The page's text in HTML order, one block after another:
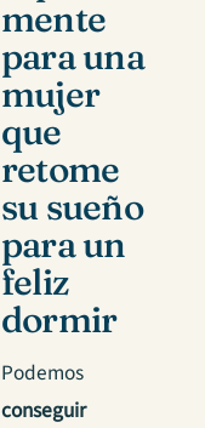
mente
para una
mujer
que
retome
su sueño
para un
feliz
dormir
Podemos
conseguir